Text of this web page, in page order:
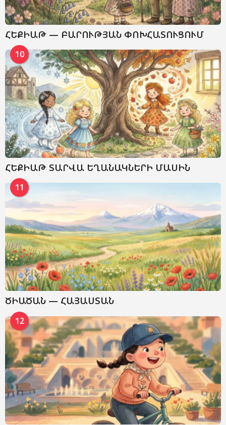
ՀԵՔԻԱԹ — ԲԱՐՈՒԹՅԱՆ ՓՈԽՀԱՏՈՒՑՈՒՄ
10
ՀԵՔԻԱԹ ՏԱՐՎԱ ԵՂԱՆԱԿՆԵՐԻ ՄԱՍԻՆ
11
ԾԻԱԾԱՆ — ՀԱՅԱՍՏԱՆ
12